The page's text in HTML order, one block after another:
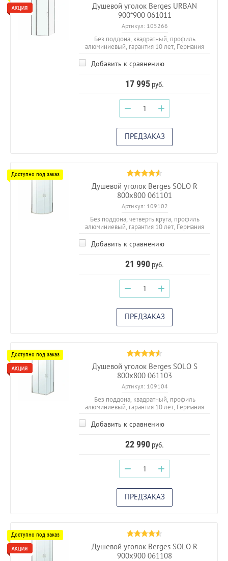
Душевой уголок Berges URBAN
900*900 061011
Артикул:105266
Без поддона, квадратный, профиль
алюминиевый, гарантия 10 лет, Германия
Добавить к сравнению
17 995 руб.
− +
ПРЕДЗАКАЗ
Душевой уголок Berges SOLO R
800х800 061101
Артикул:109102
Без поддона, четверть круга, профиль
алюминиевый, гарантия 10 лет, Германия
Добавить к сравнению
21 990 руб.
− +
ПРЕДЗАКАЗ
Душевой уголок Berges SOLO S
800х800 061103
Артикул:109104
Без поддона, квадратный, профиль
алюминиевый, гарантия 10 лет, Германия
Добавить к сравнению
22 990 руб.
− +
ПРЕДЗАКАЗ
Душевой уголок Berges SOLO R
900х900 061108